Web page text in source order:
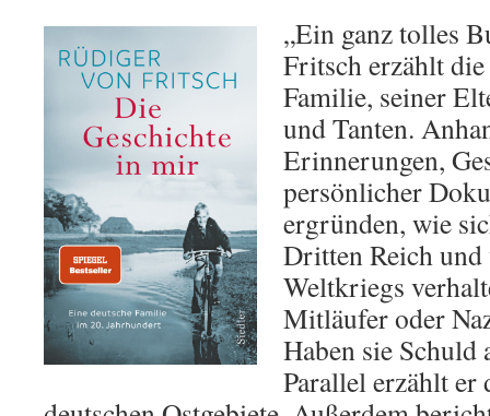
„Ein ganz tolles
Fritsch erzählt
Familie, seiner
und Tanten.
Erinnerungen,
persönlicher
ergründen, wie
Dritten Reich und
Weltkriegs
Mitläufer oder
Haben sie Schuld
Parallel erzählt er